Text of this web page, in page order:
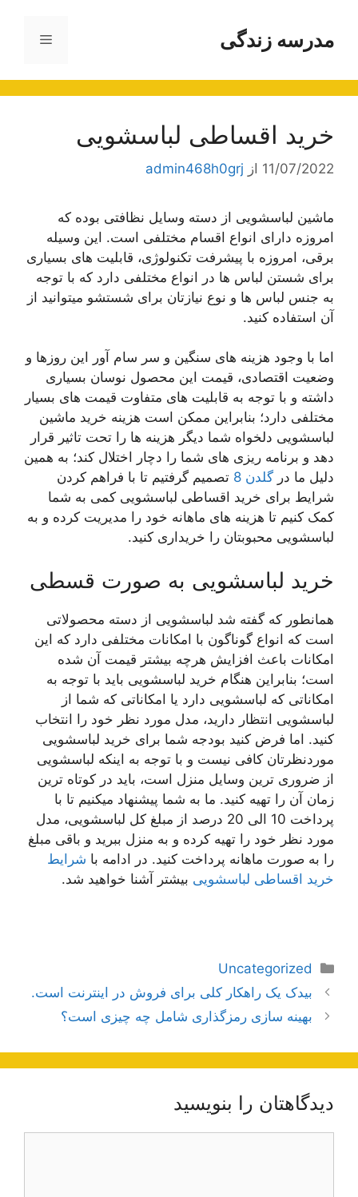
محتوامدرسه زندگی فهرست
خرید اقساطی لباسشویی
11/07/2022 از admin468h0grj
ماشین لباسشویی از دسته وسایل نظافتی بوده که
امروزه دارای انواع اقسام مختلفی است. این وسیله
برقی، امروزه با پیشرفت تکنولوژی، قابلیت های بسیاری
برای شستن لباس ها در انواع مختلفی دارد که با توجه
به جنس لباس ها و نوع نیازتان برای شستشو میتوانید از
آن استفاده کنید.
اما با وجود هزینه های سنگین و سر سام آور این روزها و
وضعیت اقتصادی، قیمت این محصول نوسان بسیاری
داشته و با توجه به قابلیت های متفاوت قیمت های بسیار
مختلفی دارد؛ بنابراین ممکن است هزینه خرید ماشین
لباسشویی دلخواه شما دیگر هزینه ها را تحت تاثیر قرار
دهد و برنامه ریزی های شما را دچار اختلال کند؛ به همین
دلیل ما در گلدن 8
تصمیم گرفتیم تا با فراهم کردن
شرایط برای خرید اقساطی لباسشویی کمی به شما
کمک کنیم تا هزینه های ماهانه خود را مدیریت کرده و به
لباسشویی محبوبتان را خریداری کنید.
خرید لباسشویی به صورت قسطی
همانطور که گفته شد لباسشویی از دسته محصولاتی
است که انواع گوناگون با امکانات مختلفی دارد که این
امکانات باعث افزایش هرچه بیشتر قیمت آن شده
است؛ بنابراین هنگام خرید لباسشویی باید با توجه به
امکاناتی که لباسشویی دارد یا امکاناتی که شما از
لباسشویی انتظار دارید، مدل مورد نظر خود را انتخاب
کنید. اما فرض کنید بودجه شما برای خرید لباسشویی
موردنظرتان کافی نیست و با توجه به اینکه لباسشویی
از ضروری ترین وسایل منزل است، باید در کوتاه ترین
زمان آن را تهیه کنید. ما به شما پیشنهاد میکنیم تا با
پرداخت 10 الی 20 درصد از مبلغ کل لباسشویی، مدل
مورد نظر خود را تهیه کرده و به منزل ببرید و باقی مبلغ
را به صورت ماهانه پرداخت کنید. در ادامه با شرایط
خرید اقساطی لباسشویی بیشتر آشنا خواهید شد.
دسته‌ها
Uncategorized
ناوبری
نوشته‌ها
بیدک یک راهکار کلی برای فروش در اینترنت است.
بهینه سازی رمزگذاری شامل چه چیزی است؟
دیدگاهتان را بنویسید